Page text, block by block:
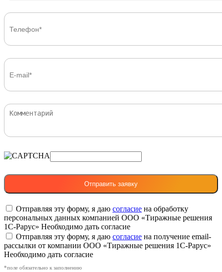
Отправляя эту форму, я даю согласие на обработку
персональных данных компанией ООО «Тиражные решения
1С-Рарус» Необходимо дать согласие
Отправляя эту форму, я даю согласие на получение email-
рассылки от компании ООО «Тиражные решения 1С-Рарус»
Необходимо дать согласие
*поле обязательно к заполнению